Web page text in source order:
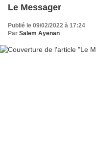
Le Messager
Publié le 09/02/2022 à 17:24
Par Salem Ayenan